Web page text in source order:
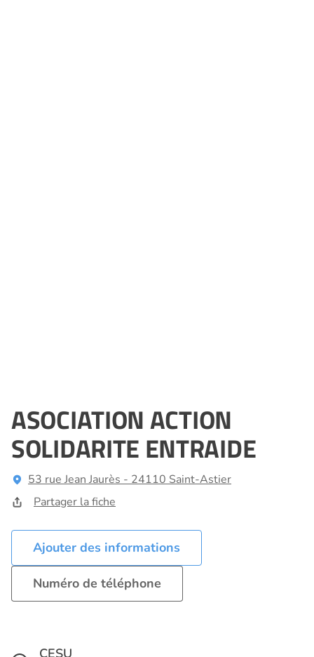
ASOCIATION ACTION
SOLIDARITE ENTRAIDE
53 rue Jean Jaurès - 24110 Saint-Astier
Partager la fiche
Ajouter des informations
Numéro de téléphone
CESU